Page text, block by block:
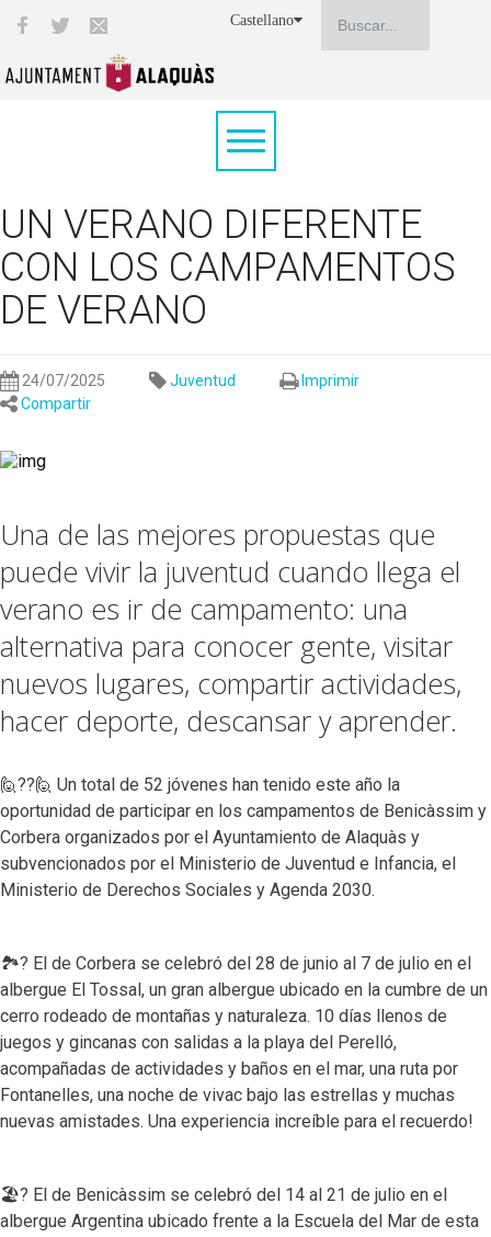
Castellano
UN VERANO DIFERENTE
CON LOS CAMPAMENTOS
DE VERANO
24/07/2025 Juventud
Imprimir
Compartir
Una de las mejores propuestas que
puede vivir la juventud cuando llega el
verano es ir de campamento: una
alternativa para conocer gente, visitar
nuevos lugares, compartir actividades,
hacer deporte, descansar y aprender.
🙋‍??🙋 Un total de 52 jóvenes han tenido este año la
oportunidad de participar en los campamentos de Benicàssim y
Corbera organizados por el Ayuntamiento de Alaquàs y
subvencionados por el Ministerio de Juventud e Infancia, el
Ministerio de Derechos Sociales y Agenda 2030.
🏞? El de Corbera se celebró del 28 de junio al 7 de julio en el
albergue El Tossal, un gran albergue ubicado en la cumbre de un
cerro rodeado de montañas y naturaleza. 10 días llenos de
juegos y gincanas con salidas a la playa del Perelló,
acompañadas de actividades y baños en el mar, una ruta por
Fontanelles, una noche de vivac bajo las estrellas y muchas
nuevas amistades. Una experiencia increíble para el recuerdo!
🏖? El de Benicàssim se celebró del 14 al 21 de julio en el
albergue Argentina ubicado frente a la Escuela del Mar de esta